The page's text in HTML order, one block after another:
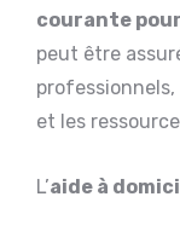
courante pour
peut être
professionnels,
et les
L’aide à